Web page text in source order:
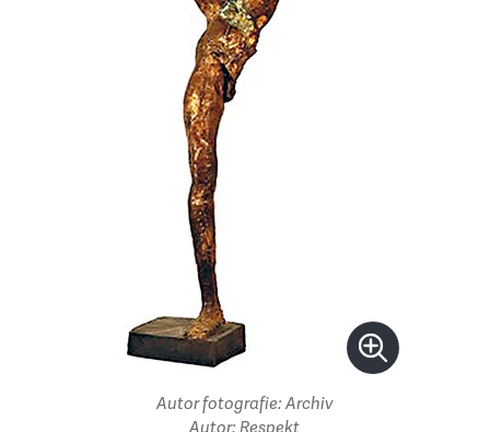
Autor fotografie: Archiv
Autor: Respekt